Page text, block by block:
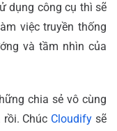
dụng công cụ thì sẽ
việc truyền thống
và tầm nhìn của
chia sẻ vô cùng
Chúc Cloudify sẽ